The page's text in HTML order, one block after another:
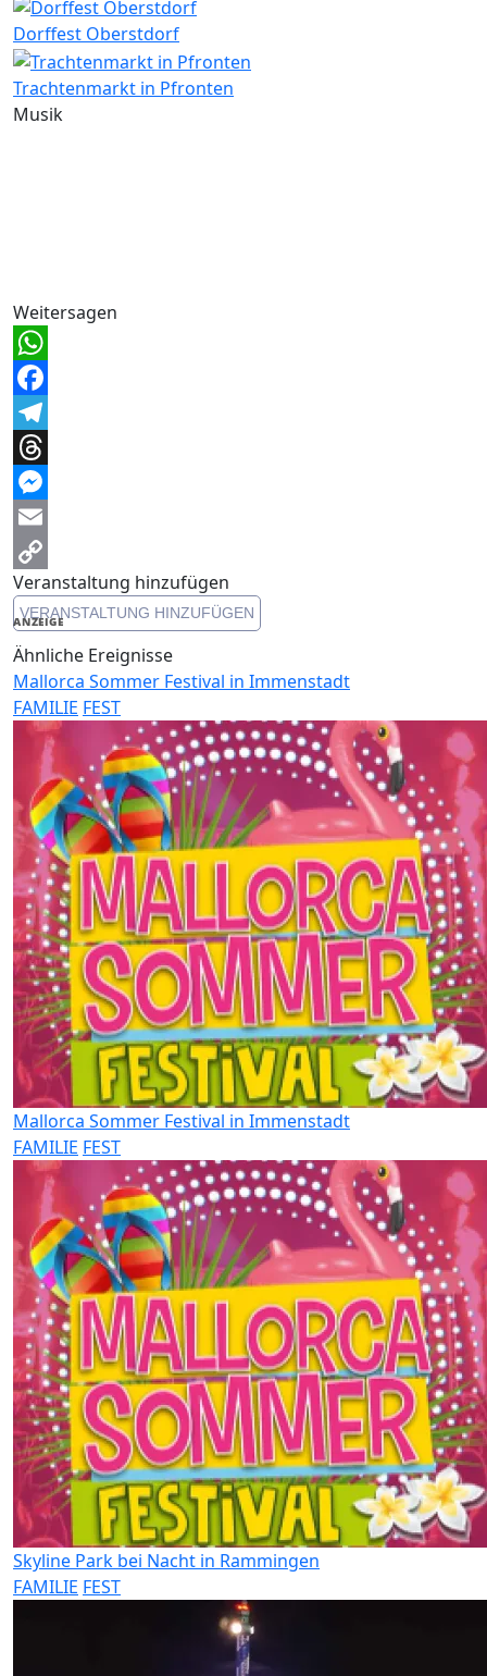
Dorffest Oberstdorf
Trachtenmarkt in Pfronten
Musik
Weitersagen
WhatsApp
Facebook
Telegram
Threads
Messenger
Email
Copy
Link
Veranstaltung hinzufügen
VERANSTALTUNG HINZUFÜGEN
ANZEIGE
Ähnliche Ereignisse
Mallorca Sommer Festival in Immenstadt
FAMILIE FEST
Mallorca Sommer Festival in Immenstadt
FAMILIE FEST
Skyline Park bei Nacht in Rammingen
FAMILIE FEST